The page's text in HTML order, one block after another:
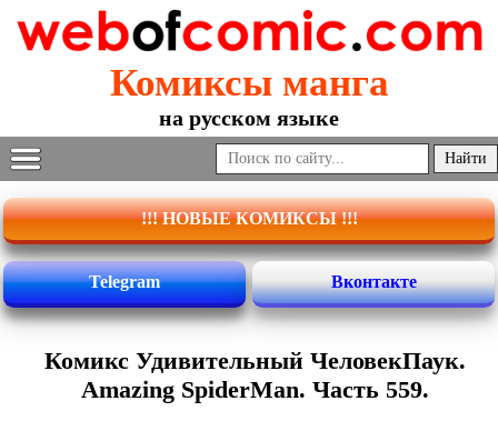
Комиксы манга
на русском языке
!!! НОВЫЕ КОМИКСЫ !!!
Telegram Вконтакте
Комикс Удивительный ЧеловекПаук.
Amazing SpiderMan. Часть 559.